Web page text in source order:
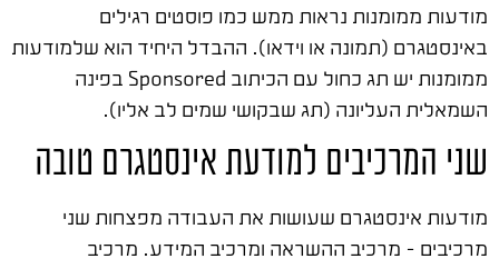
מודעות ממומנות נראות ממש כמו פוסטים רגילים
באינסטגרם (תמונה או וידאו). ההבדל היחיד הוא שלמודעות
ממומנות יש תג כחול עם הכיתוב Sponsored בפינה
השמאלית העליונה (תג שבקושי שמים לב אליו).
שני המרכיבים למודעת אינסטגרם טובה
מודעות אינסטגרם שעושות את העבודה מפצחות שני
מרכיבים – מרכיב ההשראה ומרכיב המידע. מרכיב